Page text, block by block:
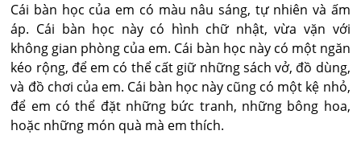
Cái bàn học của em có màu nâu sáng, tự nhiên và ấm
áp. Cái bàn học này có hình chữ nhật, vừa vặn với
không gian phòng của em. Cái bàn học này có một ngăn
kéo rộng, để em có thể cất giữ những sách vở, đồ dùng,
và đồ chơi của em. Cái bàn học này cũng có một kệ nhỏ,
để em có thể đặt những bức tranh, những bông hoa,
hoặc những món quà mà em thích.